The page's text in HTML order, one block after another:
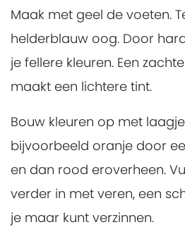
Maak met geel de voeten.
helderblauw oog. Door
je fellere kleuren. Een
maakt een lichtere tint.
Bouw kleuren op met
bijvoorbeeld oranje door
en dan rood eroverheen.
verder in met veren, een
je maar kunt verzinnen.